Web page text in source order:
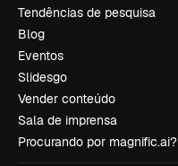
Tendências de pesquisa
Blog
Eventos
Slidesgo
Vender conteúdo
Sala de imprensa
Procurando por magnific.ai?